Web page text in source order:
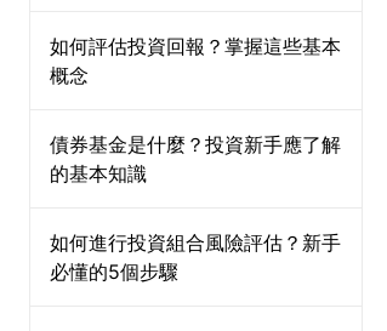
如何評估投資回報？掌握這些基本
概念
債券基金是什麼？投資新手應了解
的基本知識
如何進行投資組合風險評估？新手
必懂的5個步驟